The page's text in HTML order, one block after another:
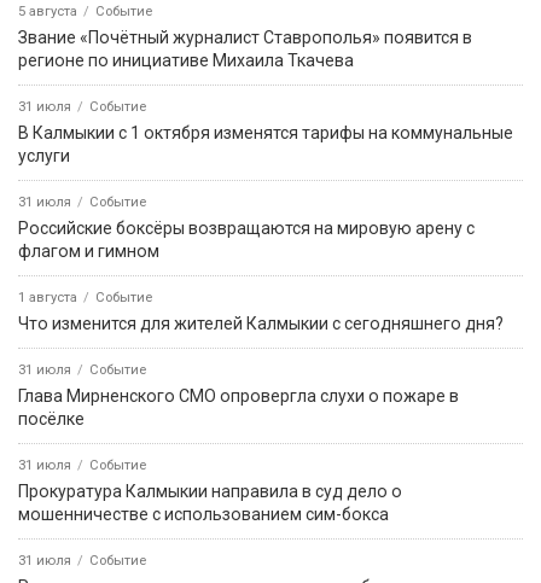
5 августа Событие
Звание «Почётный журналист Ставрополья» появится в
регионе по инициативе Михаила Ткачева
31 июля Событие
В Калмыкии с 1 октября изменятся тарифы на коммунальные
услуги
31 июля Событие
Российские боксёры возвращаются на мировую арену с
флагом и гимном
1 августа Событие
Что изменится для жителей Калмыкии с сегодняшнего дня?
31 июля Событие
Глава Мирненского СМО опровергла слухи о пожаре в
посёлке
31 июля Событие
Прокуратура Калмыкии направила в суд дело о
мошенничестве с использованием сим-бокса
31 июля Событие